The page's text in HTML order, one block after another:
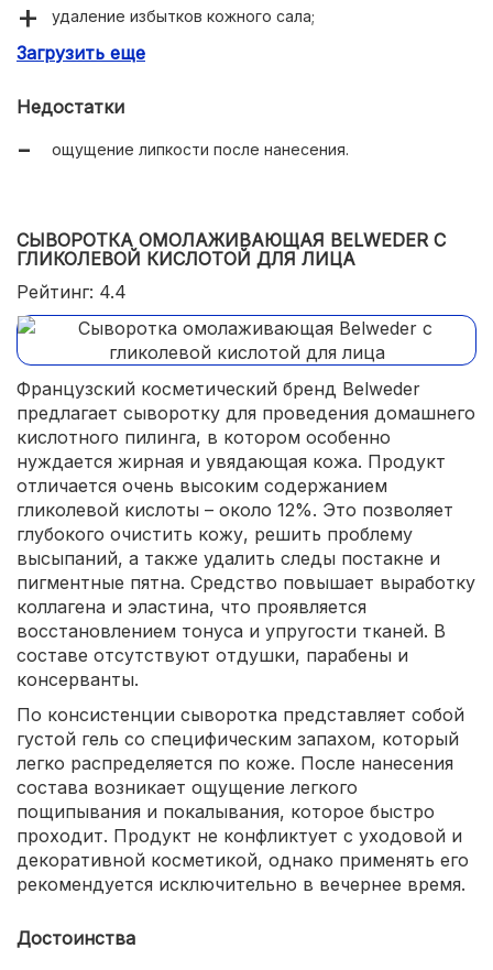
удаление избытков кожного сала;
борьба с высыпаниями, акне и постакне;
доступная цена.
Загрузить еще
Недостатки
ощущение липкости после нанесения.
СЫВОРОТКА ОМОЛАЖИВАЮЩАЯ BELWEDER С
ГЛИКОЛЕВОЙ КИСЛОТОЙ ДЛЯ ЛИЦА
Рейтинг: 4.4
Французский косметический бренд Belweder
предлагает сыворотку для проведения домашнего
кислотного пилинга, в котором особенно
нуждается жирная и увядающая кожа. Продукт
отличается очень высоким содержанием
гликолевой кислоты – около 12%. Это позволяет
глубокого очистить кожу, решить проблему
высыпаний, а также удалить следы постакне и
пигментные пятна. Средство повышает выработку
коллагена и эластина, что проявляется
восстановлением тонуса и упругости тканей. В
составе отсутствуют отдушки, парабены и
консерванты.
По консистенции сыворотка представляет собой
густой гель со специфическим запахом, который
легко распределяется по коже. После нанесения
состава возникает ощущение легкого
пощипывания и покалывания, которое быстро
проходит. Продукт не конфликтует с уходовой и
декоративной косметикой, однако применять его
рекомендуется исключительно в вечернее время.
Достоинства